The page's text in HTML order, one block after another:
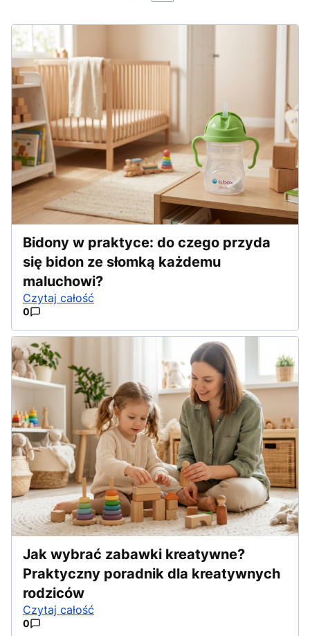
Bidony w praktyce: do czego przyda
się bidon ze słomką każdemu
maluchowi?
Czytaj całość
0
Jak wybrać zabawki kreatywne?
Praktyczny poradnik dla kreatywnych
rodziców
Czytaj całość
0